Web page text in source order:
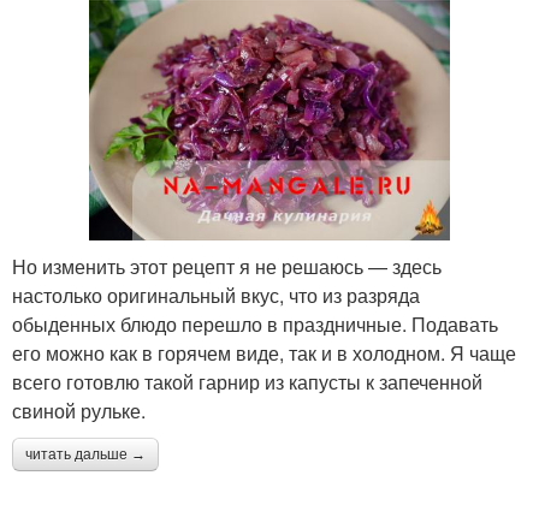
Но изменить этот рецепт я не решаюсь — здесь
настолько оригинальный вкус, что из разряда
обыденных блюдо перешло в праздничные. Подавать
его можно как в горячем виде, так и в холодном. Я чаще
всего готовлю такой гарнир из капусты к запеченной
свиной рульке.
читать дальше →